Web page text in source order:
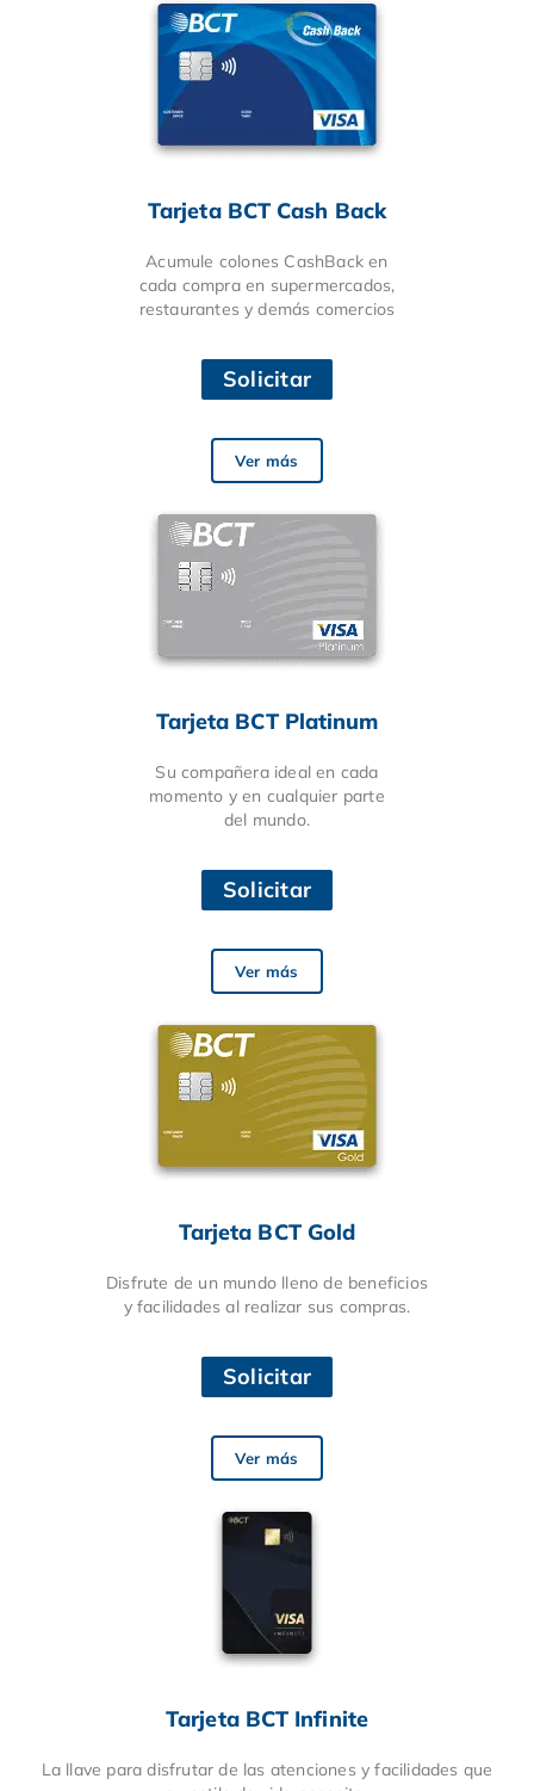
Tarjeta BCT Cash Back
Acumule colones CashBack en
cada compra en supermercados,
restaurantes y demás comercios
Solicitar
Ver más
Tarjeta BCT Platinum
Su compañera ideal en cada
momento y en cualquier parte
del mundo.
Solicitar
Ver más
Tarjeta BCT Gold
Disfrute de un mundo lleno de beneficios
y facilidades al realizar sus compras.
Solicitar
Ver más
Tarjeta BCT Infinite
La llave para disfrutar de las atenciones y facilidades que